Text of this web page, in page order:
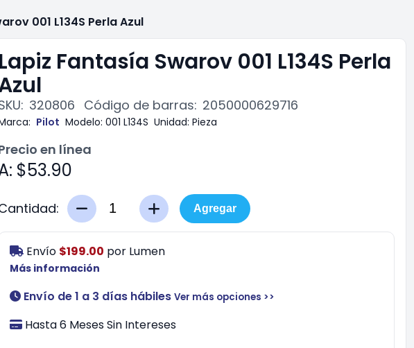
001 L134S Perla Azul
Lapiz Fantasía Swarov 001 L134S Perla
320806 Código de barras: 2050000629716
Pilot Modelo: 001 L134S Unidad: Pieza
en línea
$53.90
Agregar
Envío $199.00 por Lumen
Más información
Envío de 1 a 3 días hábiles Ver más opciones >>
Hasta 6 Meses Sin Intereses